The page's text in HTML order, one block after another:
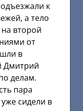
к
а тело
второй
от
в
Дмитрий
делам.
пара
сидели в